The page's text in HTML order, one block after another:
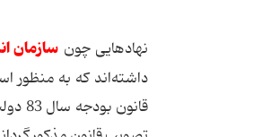
نهادهایی چون سازمان
داشته‌اند که به منظور